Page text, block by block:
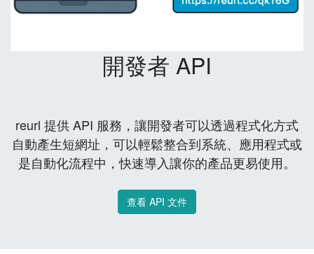
開發者 API
reurl 提供 API 服務，讓開發者可以透過程式化方式
自動產生短網址，可以輕鬆整合到系統、應用程式或
是自動化流程中，快速導入讓你的產品更易使用。
查看 API 文件